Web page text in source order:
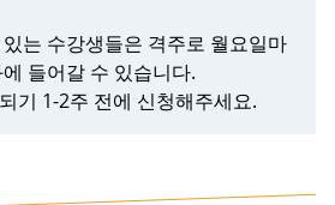
는 수강생들은 격주로 월요일마
들어갈 수 있습니다.
기 1-2주 전에 신청해주세요.